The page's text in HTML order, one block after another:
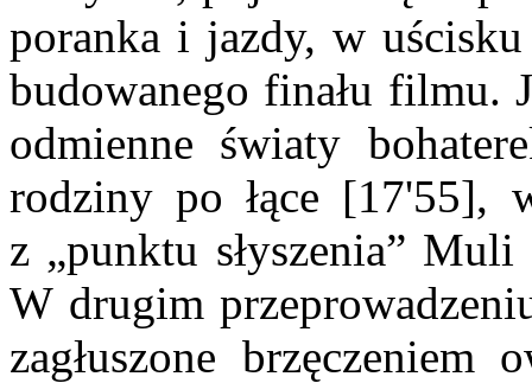
poranka i jazdy, w
budowanego finału filmu.
odmienne światy
rodziny po łące [17'55],
z „punktu słyszenia”
W drugim
zagłuszone